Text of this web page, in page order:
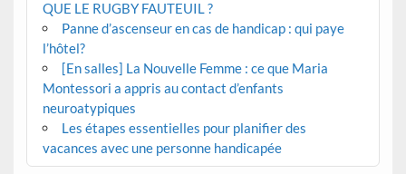
QUE LE RUGBY FAUTEUIL ?
Panne d’ascenseur en cas de handicap : qui paye
l’hôtel?
[En salles] La Nouvelle Femme : ce que Maria
Montessori a appris au contact d’enfants
neuroatypiques
Les étapes essentielles pour planifier des
vacances avec une personne handicapée